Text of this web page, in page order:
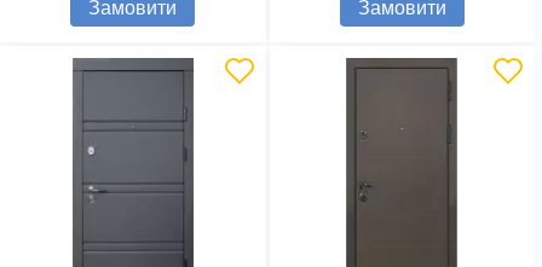
Замовити Замовити